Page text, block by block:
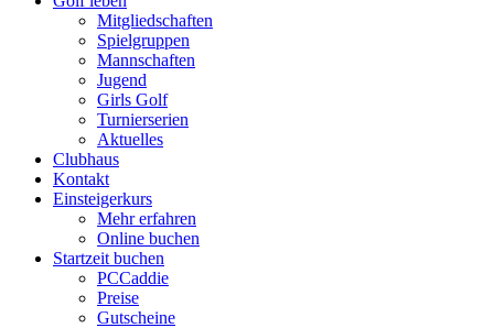
Mitgliedschaften
Spielgruppen
Mannschaften
Jugend
Girls Golf
Turnierserien
Aktuelles
Clubhaus
Kontakt
Einsteigerkurs
Mehr erfahren
Online buchen
Startzeit buchen
PCCaddie
Preise
Gutscheine